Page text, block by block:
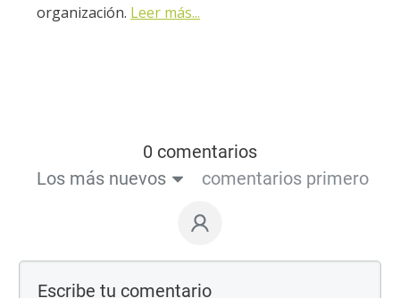
organización. Leer más...
0 comentarios
Los más nuevos
comentarios primero